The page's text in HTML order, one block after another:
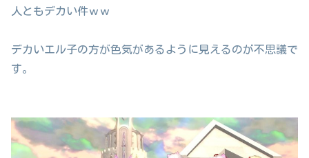
人ともデカい件ｗｗ
デカいエル子の方が色気があるように見えるのが不思議で
す。